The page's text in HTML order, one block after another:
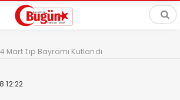
Mart Tıp Bayramı Kutlandı
12:22